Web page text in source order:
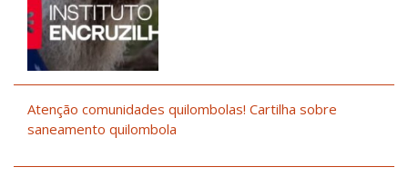
Atenção comunidades quilombolas! Cartilha sobre
saneamento quilombola